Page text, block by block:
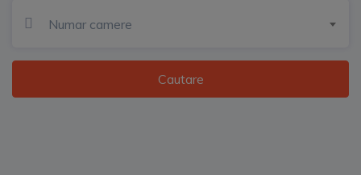
Numar camere
Cautare